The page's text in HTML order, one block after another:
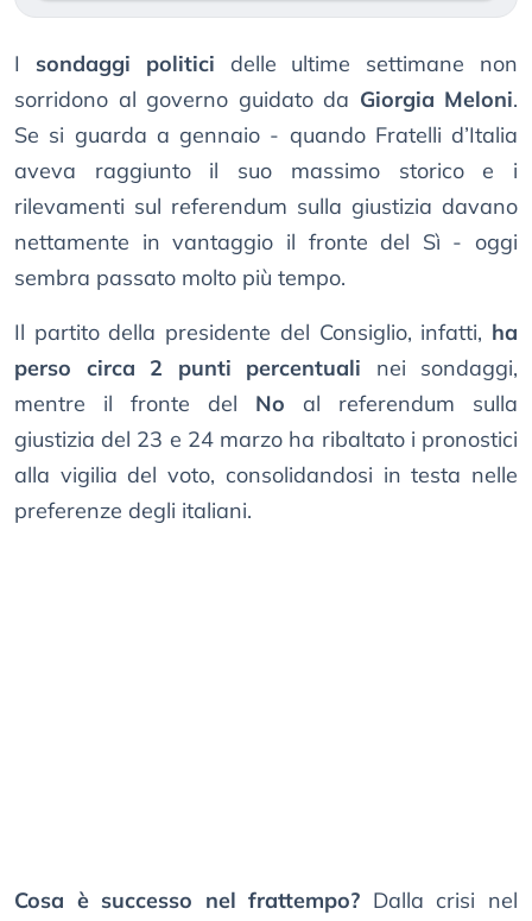
I sondaggi politici delle ultime settimane non
sorridono al governo guidato da Giorgia Meloni.
Se si guarda a gennaio - quando Fratelli d’Italia
aveva raggiunto il suo massimo storico e i
rilevamenti sul referendum sulla giustizia davano
nettamente in vantaggio il fronte del Sì - oggi
sembra passato molto più tempo.
Il partito della presidente del Consiglio, infatti, ha
perso circa 2 punti percentuali nei sondaggi,
mentre il fronte del No al referendum sulla
giustizia del 23 e 24 marzo ha ribaltato i pronostici
alla vigilia del voto, consolidandosi in testa nelle
preferenze degli italiani.
Cosa è successo nel frattempo? Dalla crisi nel